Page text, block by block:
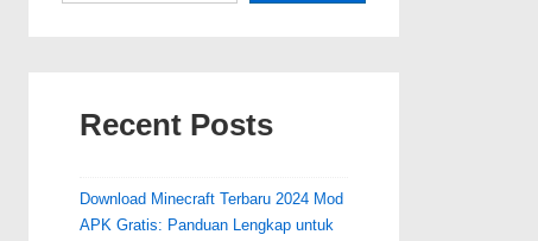
Recent Posts
Download Minecraft Terbaru 2024 Mod
APK Gratis: Panduan Lengkap untuk